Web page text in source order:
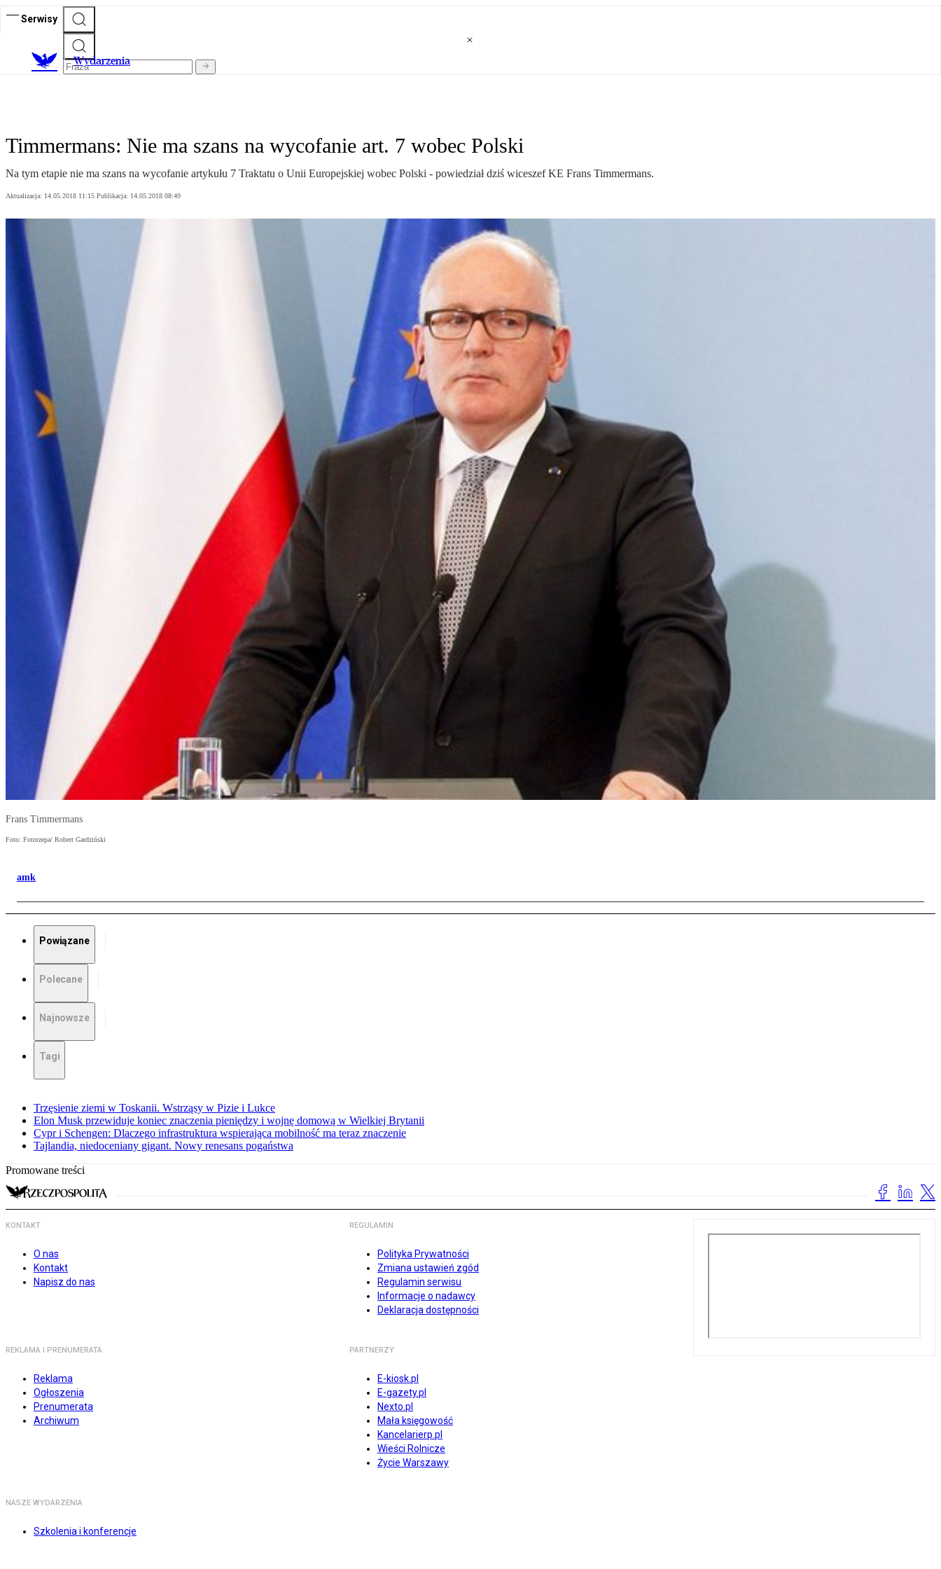
Serwisy
Wydarzenia
Timmermans: Nie ma szans na wycofanie art. 7 wobec Polski
Na tym etapie nie ma szans na wycofanie artykułu 7 Traktatu o Unii Europejskiej wobec Polski - powiedział dziś wiceszef KE Frans Timmermans.
Aktualizacja: 14.05.2018 11:15 Publikacja: 14.05.2018 08:49
Frans Timmermans
Foto: Fotorzepa/ Robert Gardziński
amk
Powiązane
Polecane
Najnowsze
Tagi
Trzęsienie ziemi w Toskanii. Wstrząsy w Pizie i Lukce
Elon Musk przewiduje koniec znaczenia pieniędzy i wojnę domową w Wielkiej Brytanii
Cypr i Schengen: Dlaczego infrastruktura wspierająca mobilność ma teraz znaczenie
Tajlandia, niedoceniany gigant. Nowy renesans pogaństwa
Promowane treści
KONTAKT
O nas
Kontakt
Napisz do nas
REGULAMIN
Polityka Prywatności
Zmiana ustawień zgód
Regulamin serwisu
Informacje o nadawcy
Deklaracja dostępności
REKLAMA I PRENUMERATA
Reklama
Ogłoszenia
Prenumerata
Archiwum
PARTNERZY
E-kiosk.pl
E-gazety.pl
Nexto.pl
Mała księgowość
Kancelarierp.pl
Wieści Rolnicze
Życie Warszawy
NASZE WYDARZENIA
Szkolenia i konferencje